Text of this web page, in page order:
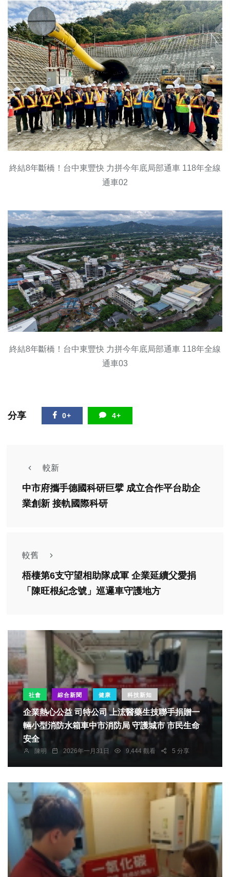
終結8年斷橋！台中東豐快 力拼今年底局部通車 118年全線
通車02
終結8年斷橋！台中東豐快 力拼今年底局部通車 118年全線
通車03
分享 0+ 4+
較新
中市府攜手德國科研巨擘 成立合作平台助企
業創新 接軌國際科研
較舊
梧棲第6支守望相助隊成軍 企業延續父愛捐
「陳旺根紀念號」巡邏車守護地方
社會 綜合新聞 健康 科技新知
企業熱心公益 司特公司 上浤醫藥生技聯手捐贈一
輛小型消防水箱車中市消防局 守護城市 市民生命
安全
陳明 2026年一月31日 9,444 觀看 5 分享